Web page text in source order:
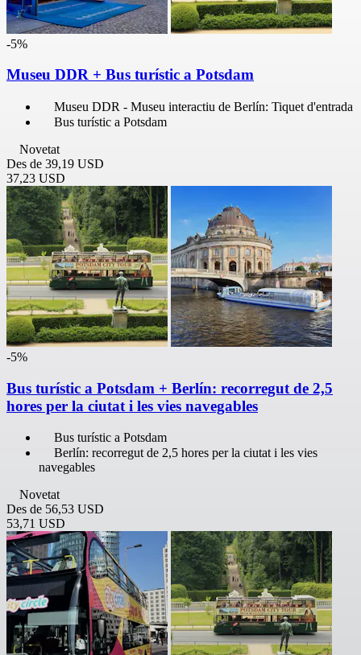
-5%
Museu DDR + Bus turístic a Potsdam
Museu DDR - Museu interactiu de Berlín: Tiquet d'entrada
Bus turístic a Potsdam
Novetat
Des de 39,19 USD
37,23 USD
-5%
Bus turístic a Potsdam + Berlín: recorregut de 2,5
hores per la ciutat i les vies navegables
Bus turístic a Potsdam
Berlín: recorregut de 2,5 hores per la ciutat i les vies
navegables
Novetat
Des de 56,53 USD
53,71 USD